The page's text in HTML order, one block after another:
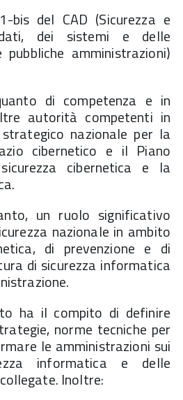
bis del CAD (Sicurezza e
dei sistemi e delle
amministrazioni)
di competenza e in
autorità competenti in
nazionale per la
cibernetico e il Piano
cibernetica e la
un ruolo significativo
nazionale in ambito
di prevenzione e di
di sicurezza informatica
ha il compito di definire
norme tecniche per
le amministrazioni sui
informatica e delle
Inoltre: